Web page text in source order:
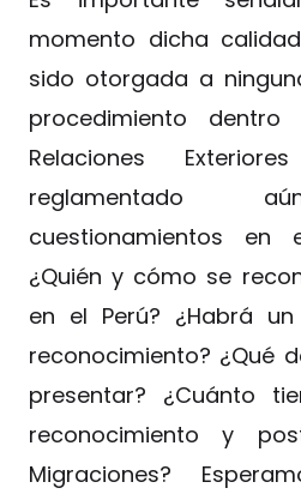
momento dicha
sido otorgada a
procedimiento
Relaciones
reglamentado
cuestionamientos en
¿Quién y cómo se
en el Perú? ¿Habrá
reconocimiento? ¿Qué
presentar? ¿Cuánto
reconocimiento y
Migraciones?